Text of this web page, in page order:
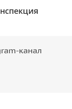
канал